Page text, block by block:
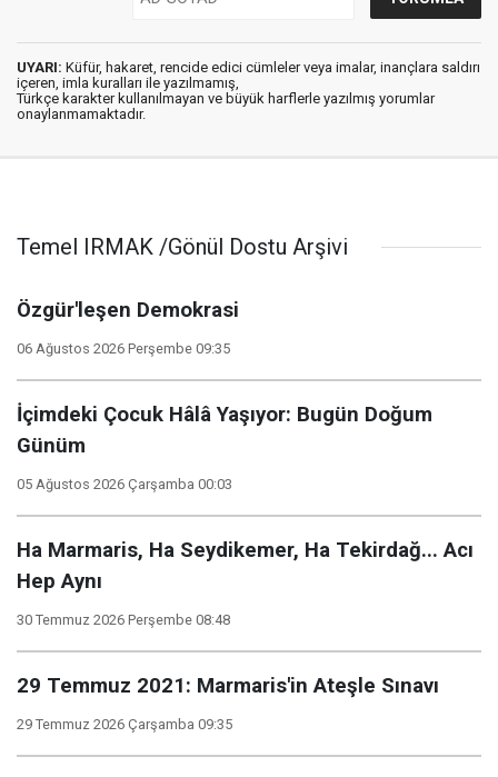
UYARI: Küfür, hakaret, rencide edici cümleler veya imalar, inançlara saldırı
içeren, imla kuralları ile yazılmamış,
Türkçe karakter kullanılmayan ve büyük harflerle yazılmış yorumlar
onaylanmamaktadır.
Temel IRMAK /Gönül Dostu Arşivi
Özgür'leşen Demokrasi
06 Ağustos 2026 Perşembe 09:35
İçimdeki Çocuk Hâlâ Yaşıyor: Bugün Doğum
Günüm
05 Ağustos 2026 Çarşamba 00:03
Ha Marmaris, Ha Seydikemer, Ha Tekirdağ... Acı
Hep Aynı
30 Temmuz 2026 Perşembe 08:48
29 Temmuz 2021: Marmaris'in Ateşle Sınavı
29 Temmuz 2026 Çarşamba 09:35